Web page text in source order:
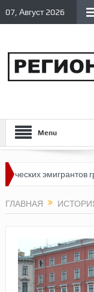
07, Август 2026
Menu
эмигрантов
ГЛАВНАЯ